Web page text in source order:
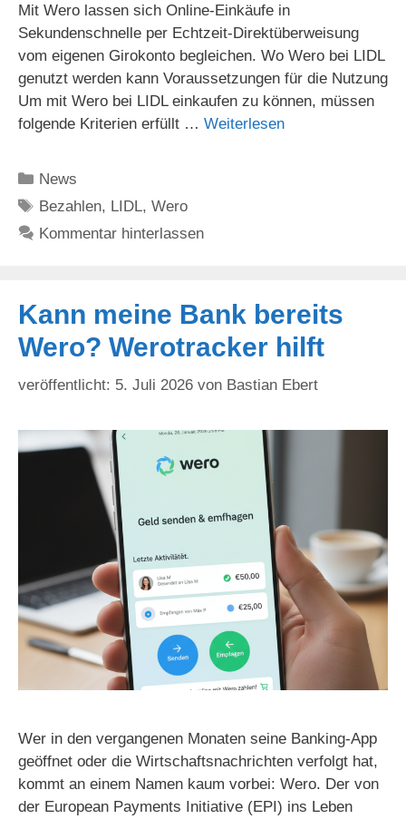
Mit Wero lassen sich Online-Einkäufe in
Sekundenschnelle per Echtzeit-Direktüberweisung
vom eigenen Girokonto begleichen. Wo Wero bei LIDL
genutzt werden kann Voraussetzungen für die Nutzung
Um mit Wero bei LIDL einkaufen zu können, müssen
folgende Kriterien erfüllt … Weiterlesen
Kategorien
News
Schlagwörter
Bezahlen, LIDL,Wero
Kommentar hinterlassen
Kann meine Bank bereits
Wero? Werotracker hilft
5. Juli 2026 von Bastian Ebert
Wer in den vergangenen Monaten seine Banking-App
geöffnet oder die Wirtschaftsnachrichten verfolgt hat,
kommt an einem Namen kaum vorbei: Wero. Der von
der European Payments Initiative (EPI) ins Leben